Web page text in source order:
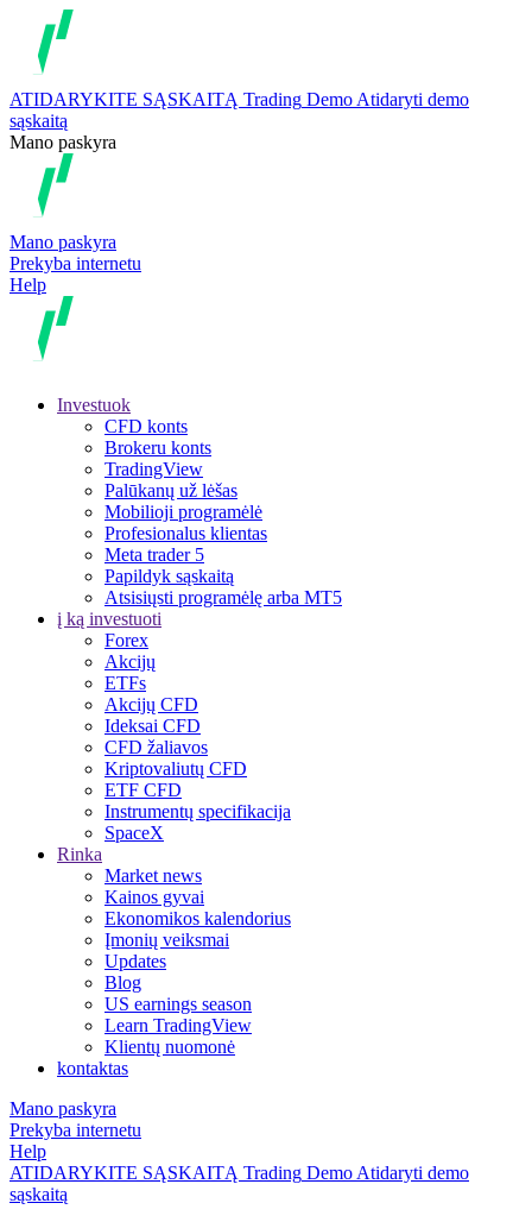
ATIDARYKITE SĄSKAITĄ Trading Demo Atidaryti demo
sąskaitą
Mano paskyra
Mano paskyra
Prekyba internetu
Help
Investuok
CFD konts
Brokeru konts
TradingView
Palūkanų už lėšas
Mobilioji programėlė
Profesionalus klientas
Meta trader 5
Papildyk sąskaitą
Atsisiųsti programėlę arba MT5
į ką investuoti
Forex
Akcijų
ETFs
Akcijų CFD
Ideksai CFD
CFD žaliavos
Kriptovaliutų CFD
ETF CFD
Instrumentų specifikacija
SpaceX
Rinka
Market news
Kainos gyvai
Ekonomikos kalendorius
Įmonių veiksmai
Updates
Blog
US earnings season
Learn TradingView
Klientų nuomonė
kontaktas
Mano paskyra
Prekyba internetu
Help
ATIDARYKITE SĄSKAITĄ Trading Demo Atidaryti demo
sąskaitą